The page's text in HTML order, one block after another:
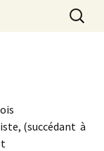
(succédant à